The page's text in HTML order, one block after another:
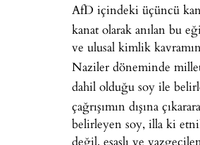
AfD içindeki üçüncü
kanat olarak anılan bu
ve ulusal kimlik
Naziler döneminde
dahil olduğu soy ile
çağrışımın dışına
belirleyen soy, illa ki
değil, esaslı ve